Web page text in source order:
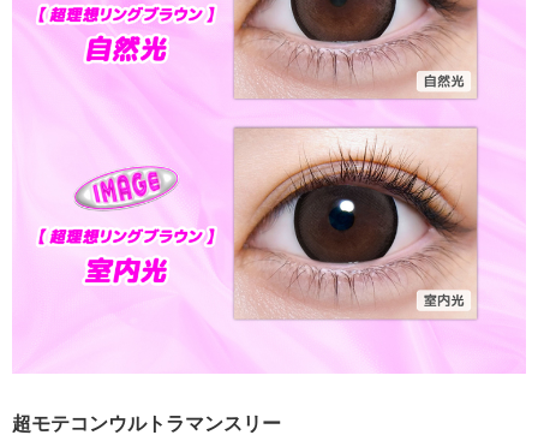
超モテコンウルトラマンスリー